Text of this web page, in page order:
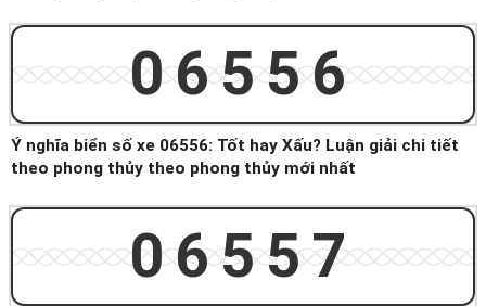
06556
Ý nghĩa biển số xe 06556: Tốt hay Xấu? Luận giải chi tiết
theo phong thủy theo phong thủy mới nhất
06557